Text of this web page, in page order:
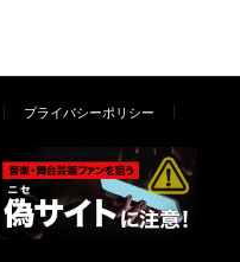
プライバシーポリシー